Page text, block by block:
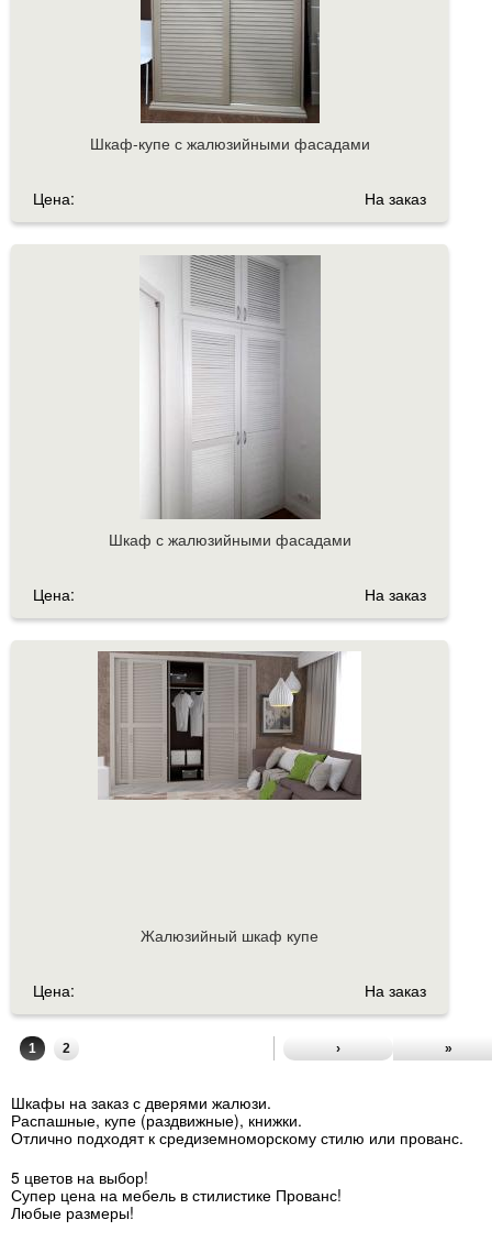
Шкаф-купе с жалюзийными фасадами
Цена: На заказ
Шкаф с жалюзийными фасадами
Цена: На заказ
Жалюзийный шкаф купе
Цена: На заказ
1 2 › »
Шкафы на заказ с дверями жалюзи.
Распашные, купе (раздвижные), книжки.
Отлично подходят к средиземноморскому стилю или прованс.
5 цветов на выбор!
Супер цена на мебель в стилистике Прованс!
Любые размеры!